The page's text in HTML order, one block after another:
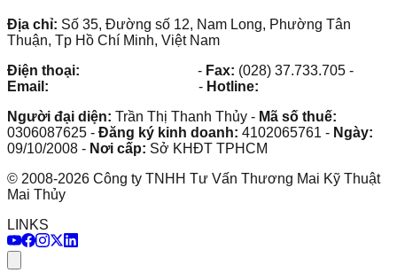
Địa chỉ: Số 35, Đường số 12, Nam Long, Phường Tân
Thuận, Tp Hồ Chí Minh, Việt Nam
Điện thoại:
- Fax: (028) 37.733.705 -
Email:
- Hotline:
Người đại diện: Trần Thị Thanh Thủy - Mã số thuế:
0306087625 - Đăng ký kinh doanh: 4102065761 - Ngày:
09/10/2008 - Nơi cấp: Sở KHĐT TPHCM
© 2008-2026 Công ty TNHH Tư Vấn Thương Mai Kỹ Thuật
Mai Thủy
LINKS